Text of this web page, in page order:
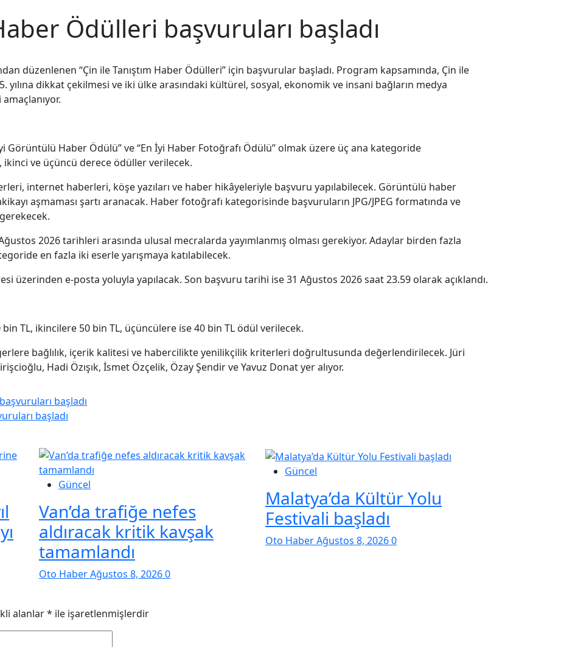
Ödülleri başvuruları başladı
düzenlenen “Çin ile Tanıştım Haber Ödülleri” için başvurular başladı. Program kapsamında, Çin ile
yılına dikkat çekilmesi ve iki ülke arasındaki kültürel, sosyal, ekonomik ve insani bağların medya
İyi Görüntülü Haber Ödülü” ve “En İyi Haber Fotoğrafı Ödülü” olmak üzere üç ana kategoride
ve üçüncü derece ödüller verilecek.
internet haberleri, köşe yazıları ve haber hikâyeleriyle başvuru yapılabilecek. Görüntülü haber
aşmaması şartı aranacak. Haber fotoğrafı kategorisinde başvuruların JPG/JPEG formatında ve
2026 tarihleri arasında ulusal mecralarda yayımlanmış olması gerekiyor. Adaylar birden fazla
en fazla iki eserle yarışmaya katılabilecek.
üzerinden e-posta yoluyla yapılacak. Son başvuru tarihi ise 31 Ağustos 2026 saat 23.59 olarak açıklandı.
TL, ikincilere 50 bin TL, üçüncülere ise 40 bin TL ödül verilecek.
bağlılık, içerik kalitesi ve habercilikte yenilikçilik kriterleri doğrultusunda değerlendirilecek. Jüri
Hadi Özışık, İsmet Özçelik, Özay Şendir ve Yavuz Donat yer alıyor.
başladı
başladı
Güncel
Van’da trafiğe nefes
aldıracak kritik kavşak
tamamlandı
Oto HaberAğustos 8, 20260
Güncel
Malatya’da Kültür Yolu
Festivali başladı
Oto HaberAğustos 8, 20260
alanlar* ile işaretlenmişlerdir